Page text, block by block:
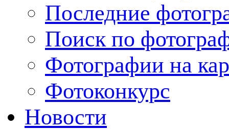
Последние
Поиск по
Фотографии на
Фотоконкурс
Новости